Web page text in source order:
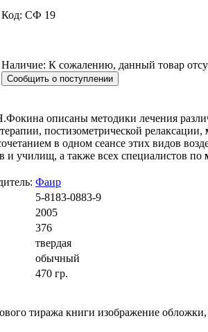
Код: СФ 19
Наличие: К сожалению, данный товар
описаны методики лечения
постизометрической релаксации,
в одном сеансе этих видов
и училищ, а также всех специалистов по
Фаир
5-8183-0883-9
2005
376
твердая
обычный
470 гр.
тиража книги изображение